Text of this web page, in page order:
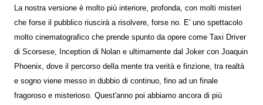
La nostra versione è molto più interiore, profonda, con molti misteri
che forse il pubblico riuscirà a risolvere, forse no. E' uno spettacolo
molto cinematografico che prende spunto da opere come Taxi Driver
di Scorsese, Inception di Nolan e ultimamente dal Joker con Joaquin
Phoenix, dove il percorso della mente tra verità e finzione, tra realtà
e sogno viene messo in dubbio di continuo, fino ad un finale
fragoroso e misterioso. Quest'anno poi abbiamo ancora di più